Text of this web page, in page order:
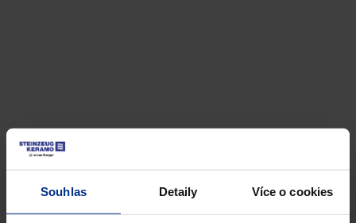
Souhlas Detaily Více o cookies